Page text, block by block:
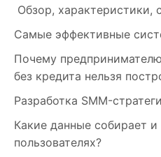
Обзор, характеристики,
Самые эффективные
Почему
без кредита нельзя
Разработка SMM-
Какие данные собирает и
пользователях?